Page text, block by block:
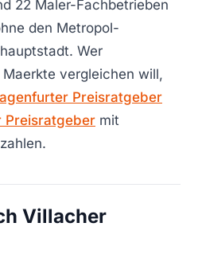
22 Maler-Fachbetrieben
den Metropol-
Wer
vergleichen will,
Preisratgeber
Preisratgeber mit
Villacher